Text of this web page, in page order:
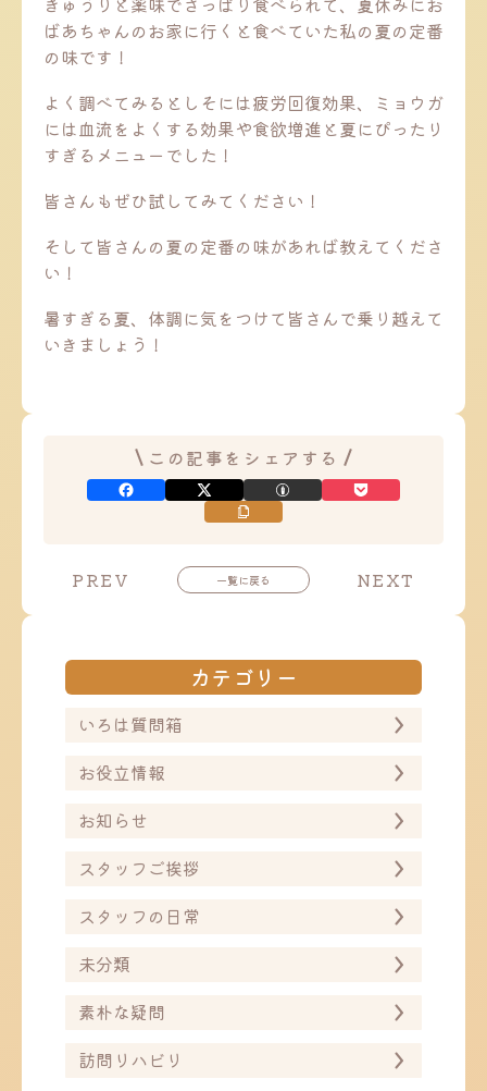
ばあちゃんのお家に行くと食べていた私の夏の定番
の味です！
よく調べてみるとしそには疲労回復効果、ミョウガ
には血流をよくする効果や食欲増進と夏にぴったり
すぎるメニューでした！
皆さんもぜひ試してみてください！
そして皆さんの夏の定番の味があれば教えてくださ
い！
暑すぎる夏、体調に気をつけて皆さんで乗り越えて
いきましょう！
この記事をシェアする
PREV 一覧に戻る 投
ー
ョ
NEXT
カテゴリー
いろは質問箱
お役立情報
お知らせ
スタッフご挨拶
スタッフの日常
未分類
素朴な疑問
訪問リハビリ